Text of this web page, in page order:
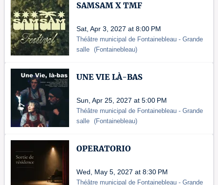
SAMSAM X TMF
Sat, Apr 3, 2027 at 8:00 PM
Théâtre municipal de Fontainebleau - Grande
salle (Fontainebleau)
UNE VIE LÀ-BAS
Sun, Apr 25, 2027 at 5:00 PM
Théâtre municipal de Fontainebleau - Grande
salle (Fontainebleau)
OPERATORIO
Wed, May 5, 2027 at 8:30 PM
Théâtre municipal de Fontainebleau - Grande